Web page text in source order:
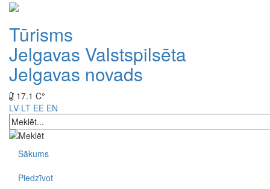
Tūrisms
Jelgavas Valstspilsēta
Jelgavas novads
17.1 C°
LV LT EE EN
Sākums
Piedzīvot